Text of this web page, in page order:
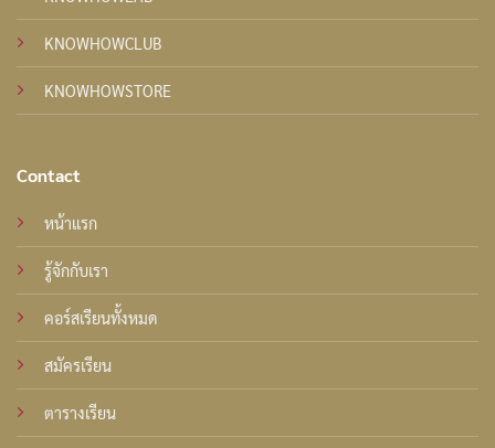
KNOWHOWCLUB
KNOWHOWSTORE
Contact
หน้าแรก
รู้จักกับเรา
คอร์สเรียนทั้งหมด
สมัครเรียน
ตารางเรียน